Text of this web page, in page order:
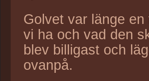
Golvet var länge
vi ha och vad den
blev billigast och
ovanpå.